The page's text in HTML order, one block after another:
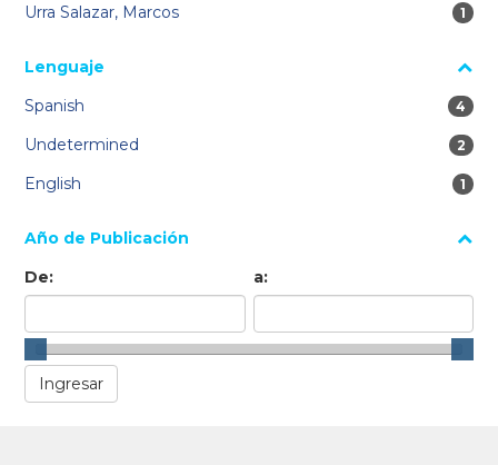
Urra Salazar, Marcos 1
1
Lenguaje
Spanish
4
4
Undetermined 2
2
English 1
1
Año de Publicación
De:
a: